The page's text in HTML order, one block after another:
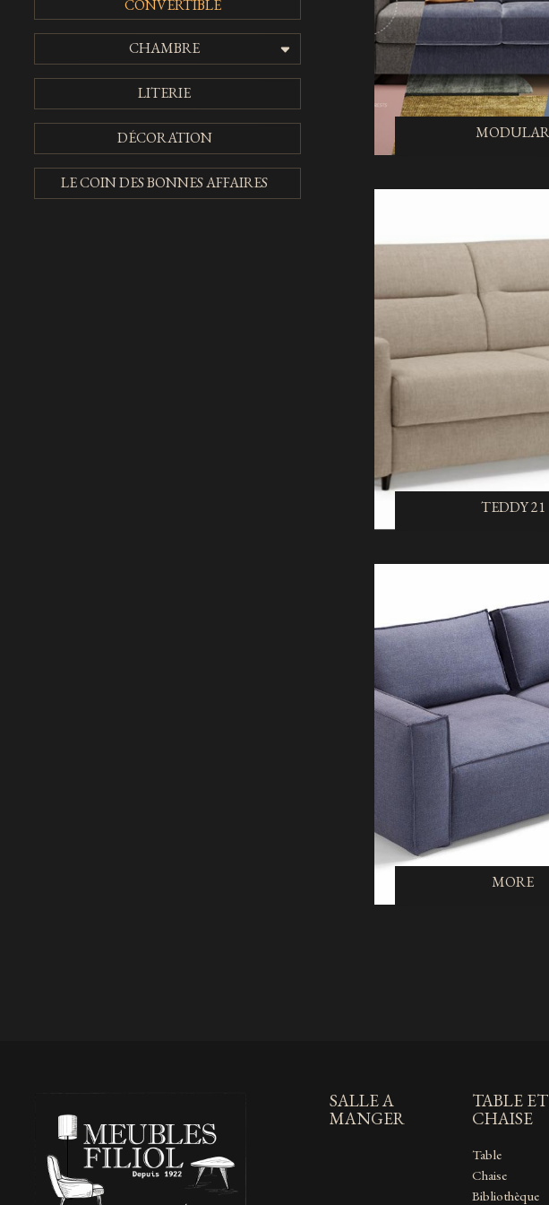
CONVERTIBLE
CHAMBRE
LITERIE
DÉCORATION
LE COIN DES BONNES AFFAIRES
MODULAR
TEDDY 21
MORE
SALLE A
MANGER
TABLE ET
CHAISE
Table
Chaise
Bibliothèque